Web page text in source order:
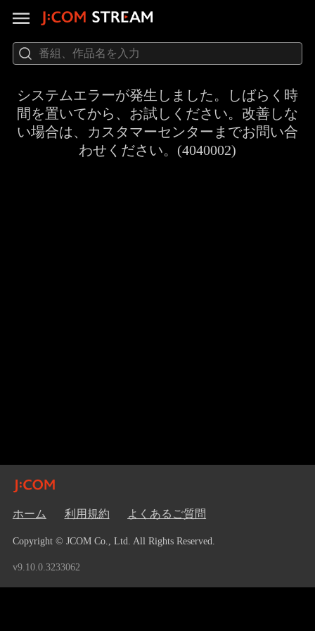
システムエラーが発生しました。しばらく時
間を置いてから、お試しください。改善しな
い場合は、カスタマーセンターまでお問い合
わせください。(4040002)
ホーム 利用規約 よくあるご質問
Copyright © JCOM Co., Ltd. All Rights Reserved.
v9.10.0.3233062